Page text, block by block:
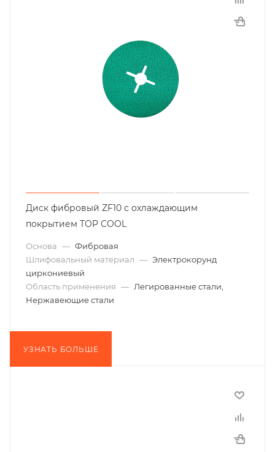
Диск фибровый ZF10 с охлаждающим
покрытием TOP COOL
Основа — Фибровая
Шлифовальный материал — Электрокорунд
циркониевый
Область применения — Легированные стали,
Нержавеющие стали
УЗНАТЬ БОЛЬШЕ